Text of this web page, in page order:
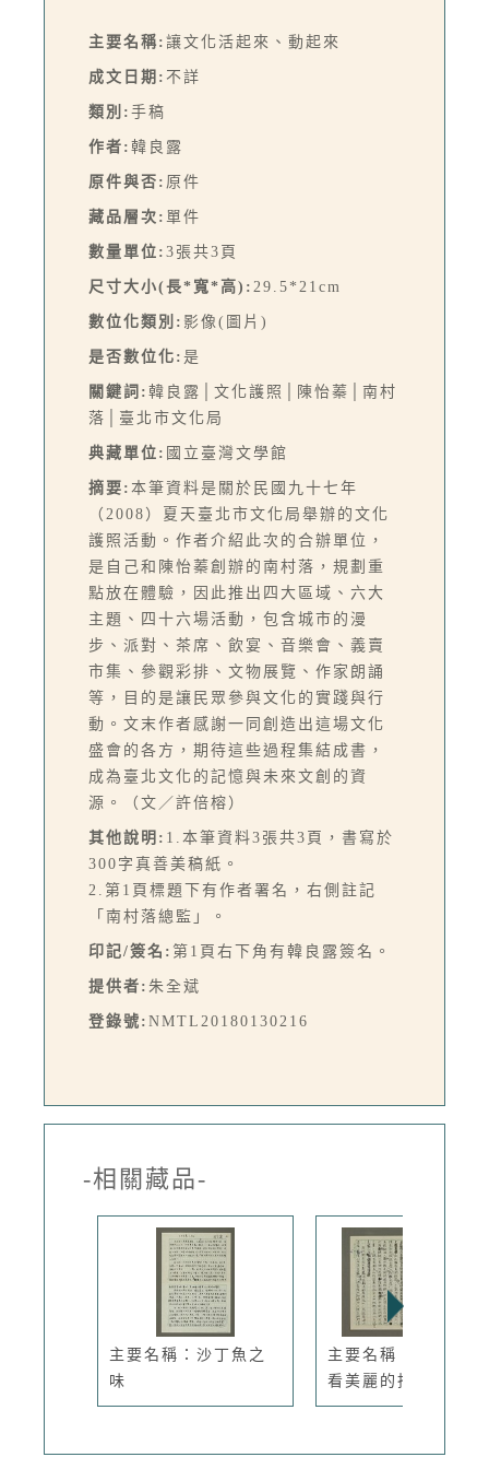
主要名稱: 讓文化活起來、動起來
成文日期: 不詳
類別: 手稿
作者: 韓良露
原件與否: 原件
藏品層次: 單件
數量單位: 3張共3頁
尺寸大小(長*寬*高): 29.5*21cm
數位化類別: 影像(圖片)
是否數位化: 是
關鍵詞: 韓良露│文化護照│陳怡蓁│南村
落│臺北市文化局
典藏單位: 國立臺灣文學館
摘要: 本筆資料是關於民國九十七年
（2008）夏天臺北市文化局舉辦的文化
護照活動。作者介紹此次的合辦單位，
是自己和陳怡蓁創辦的南村落，規劃重
點放在體驗，因此推出四大區域、六大
主題、四十六場活動，包含城市的漫
步、派對、茶席、飲宴、音樂會、義賣
市集、參觀彩排、文物展覽、作家朗誦
等，目的是讓民眾參與文化的實踐與行
動。文末作者感謝一同創造出這場文化
盛會的各方，期待這些過程集結成書，
成為臺北文化的記憶與未來文創的資
源。（文／許倍榕）
其他說明: 1.本筆資料3張共3頁，書寫於
300字真善美稿紙。
2.第1頁標題下有作者署名，右側註記
「南村落總監」。
印記/簽名: 第1頁右下角有韓良露簽名。
提供者: 朱全斌
登錄號: NMTL20180130216
-相關藏品-
主要名稱：沙丁魚之
味
主要名稱：詩人之眼
看美麗的托...